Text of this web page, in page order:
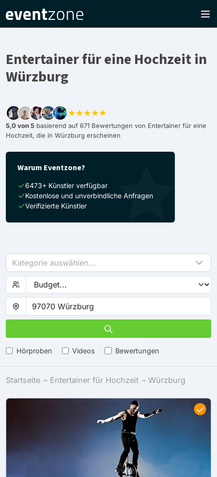
Entertainer für eine Hochzeit in
Würzburg
★★★★★
5,0 von 5 basierend auf 671 Bewertungen von Entertainer für eine
Hochzeit, die in Würzburg erscheinen
Warum Eventzone?
6473+ Künstler verfügbar
Kostenlose und unverbindliche Anfragen
Verifizierte Künstler
Kategorie auswählen...
Hörproben Videos Bewertungen
Startseite Entertainer für Hochzeit Würzburg